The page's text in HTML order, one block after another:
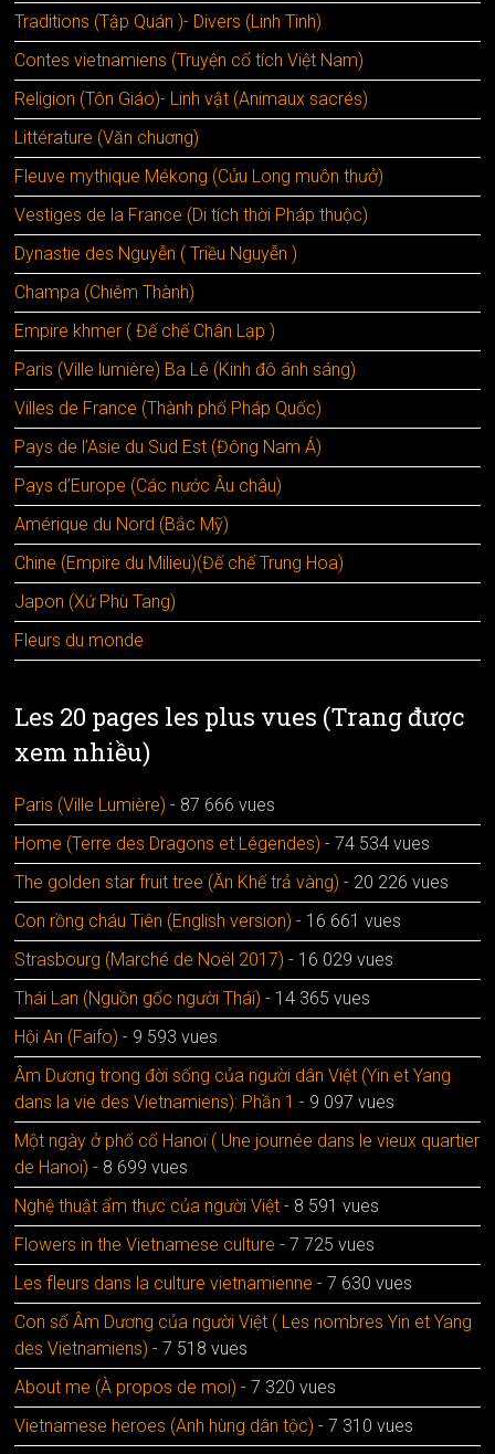
Traditions (Tập Quán )- Divers (Linh Tinh)
Contes vietnamiens (Truyện cổ tích Việt Nam)
Religion (Tôn Giáo)- Linh vật (Animaux sacrés)
Littérature (Văn chuơng)
Fleuve mythique Mékong (Cửu Long muôn thưở)
Vestiges de la France (Di tích thời Pháp thuộc)
Dynastie des Nguyễn ( Triều Nguyễn )
Champa (Chiêm Thành)
Empire khmer ( Đế chế Chân Lạp )
Paris (Ville lumière) Ba Lê (Kinh đô ánh sáng)
Villes de France (Thành phố Pháp Quốc)
Pays de l’Asie du Sud Est (Đông Nam Á)
Pays d’Europe (Các nước Âu châu)
Amérique du Nord (Bắc Mỹ)
Chine (Empire du Milieu)(Đế chế Trung Hoa)
Japon (Xứ Phù Tang)
Fleurs du monde
Les 20 pages les plus vues (Trang được
xem nhiều)
Paris (Ville Lumière) - 87 666 vues
Home (Terre des Dragons et Légendes) - 74 534 vues
The golden star fruit tree (Ăn Khế trả vàng) - 20 226 vues
Con rồng cháu Tiên (English version) - 16 661 vues
Strasbourg (Marché de Noël 2017) - 16 029 vues
Thái Lan (Nguồn gốc người Thái) - 14 365 vues
Hội An (Faifo) - 9 593 vues
Âm Dương trong đời sống của người dân Việt (Yin et Yang
dans la vie des Vietnamiens): Phần 1 - 9 097 vues
Một ngày ở phố cổ Hanoï ( Une journée dans le vieux quartier
de Hanoï) - 8 699 vues
Nghệ thuật ẩm thực của người Việt - 8 591 vues
Flowers in the Vietnamese culture - 7 725 vues
Les fleurs dans la culture vietnamienne - 7 630 vues
Con số Âm Dương của người Việt ( Les nombres Yin et Yang
des Vietnamiens) - 7 518 vues
About me (À propos de moi) - 7 320 vues
Vietnamese heroes (Anh hùng dân tộc) - 7 310 vues